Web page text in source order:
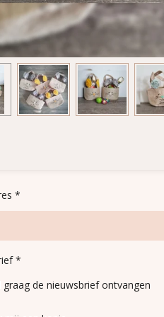
*
*
graag de nieuwsbrief ontvangen